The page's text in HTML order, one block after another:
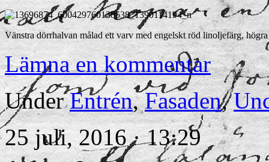
Vänstra dörrhalvan målad ett varv med engelskt röd linoljefärg,
Lämna en kommentar
UnderEntrén,Fasaden,
25 juli, 2016 · 13:29